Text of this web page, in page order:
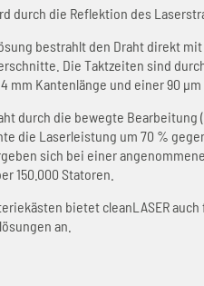
durch die Reflektion des
bestrahlt den Draht direkt
Die Taktzeiten sind
mm Kantenlänge und einer 90
durch die bewegte
die Laserleistung um 70 %
sich bei einer
150.000 Statoren.
bietet cleanLASER auch
an.